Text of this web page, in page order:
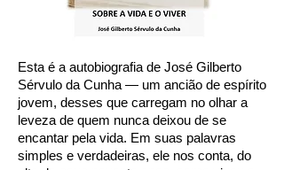
Esta é a autobiografia de José Gilberto
Sérvulo da Cunha — um ancião de espírito
jovem, desses que carregam no olhar a
leveza de quem nunca deixou de se
encantar pela vida. Em suas palavras
simples e verdadeiras, ele nos conta, do